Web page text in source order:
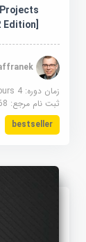
Edition]
Jan Schaffranek
زمان دوره: 4 hours
ثبت نام مرجع:
bestseller